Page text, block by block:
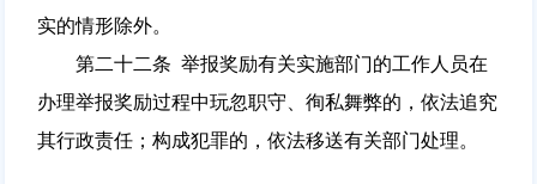
实的情形除外。
第二十二条 举报奖励有关实施部门的工作人员在
办理举报奖励过程中玩忽职守、徇私舞弊的，依法追究
其行政责任；构成犯罪的，依法移送有关部门处理。